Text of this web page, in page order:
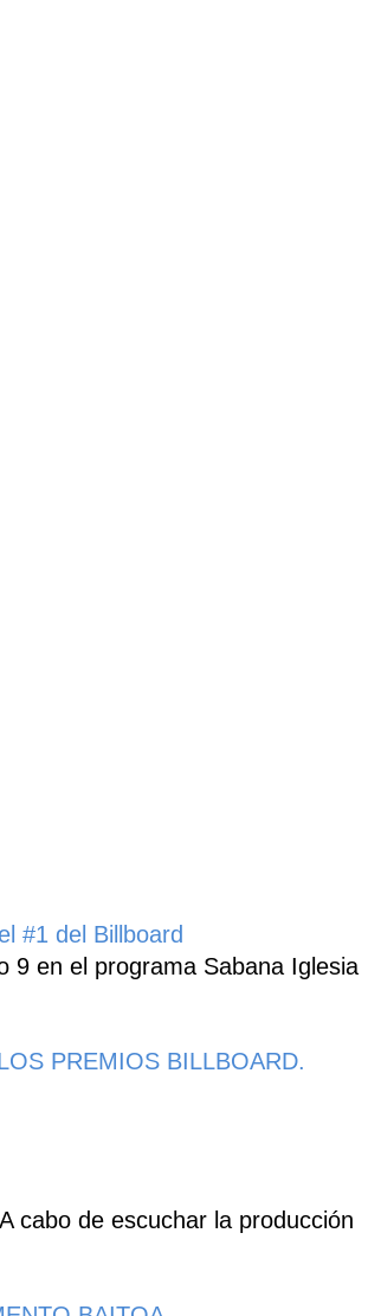
#1 del Billboard
9 en el programa Sabana Iglesia
PREMIOS BILLBOARD.
cabo de escuchar la producción